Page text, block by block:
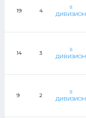
19 4
II
ДИВИЗИОН
14 3
II
ДИВИЗИОН
9 2
II
ДИВИЗИОН